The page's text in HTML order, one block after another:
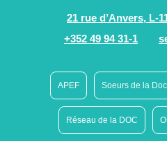
21 rue d’Anvers, L-
+352 49 94 31-1
APEF Soeurs de la
Réseau de la DOC